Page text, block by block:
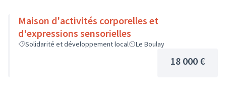
Maison d'activités corporelles et
d'expressions sensorielles
Solidarité et développement local Le Boulay
18 000 €